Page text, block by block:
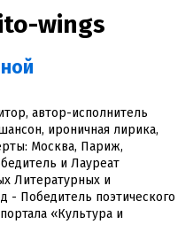
wings
автор-исполнитель
ироничная лирика,
Москва, Париж,
и Лауреат
Литературных и
- Победитель поэтического
«Культура и